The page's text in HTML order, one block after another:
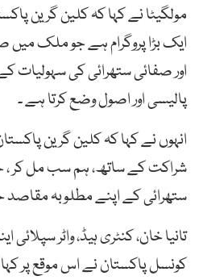
مولگیٹا نے کہا کہ کلین گرین
ایک بڑا پروگرام ہے جو ملک
اور صفائی ستھرائی کی
پالیسی اور اصول وضع کرتا ہے ۔
انہوں نے کہا کہ کلین گرین
شراکت کے ساتھ، ہم سب مل کر
ستھرائی کے اپنے مطلوبہ
تانیا خان، کنٹری ہیڈ، واٹر سپلائی
کونسل پاکستان نے اس موقع پر